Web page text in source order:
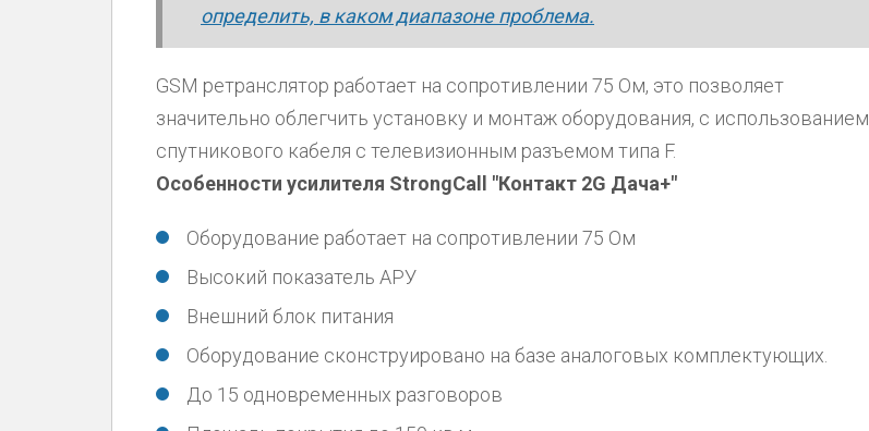
определить, в каком диапазоне проблема.
GSM ретранслятор работает на сопротивлении 75 Ом, это позволяет
значительно облегчить установку и монтаж оборудования, с использованием
спутникового кабеля с телевизионным разъемом типа F.
Особенности усилителя StrongCall "Контакт 2G Дача+"
Оборудование работает на сопротивлении 75 Ом
Высокий показатель АРУ
Внешний блок питания
Оборудование сконструировано на базе аналоговых комплектующих.
До 15 одновременных разговоров